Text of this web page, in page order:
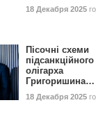
18 Декабря 2025
Пісочні схеми
підсанкційного
олігарха
Григоришина…
18 Декабря 2025